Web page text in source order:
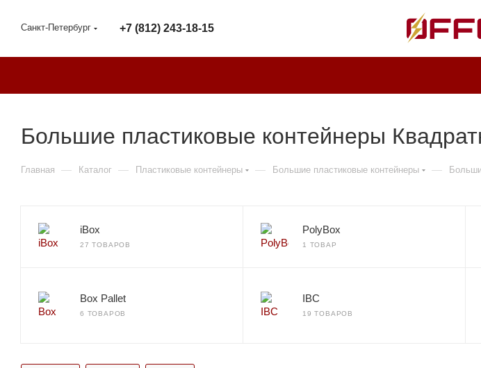
Санкт-Петербург +7 (812) 243-18-15
Большие пластиковые контейнеры
Главная — Каталог — Пластиковые контейнеры — Большие пластиковые контейнеры —
iBox
27 ТОВАРОВ
PolyBox
1 ТОВАР
Box Pallet
6 ТОВАРОВ
IBC
19 ТОВАРОВ